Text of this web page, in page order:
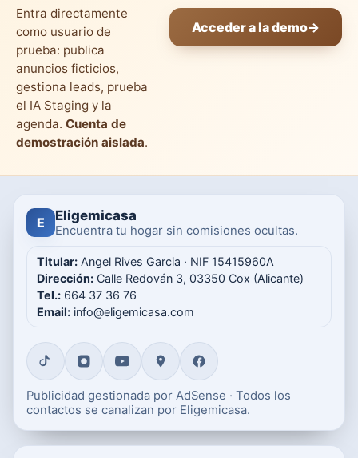
Entra directamente
como usuario de
prueba: publica
anuncios ficticios,
gestiona leads, prueba
el IA Staging y la
agenda. Cuenta de
demostración aislada.
Acceder a la demo→
E Eligemicasa
Encuentra tu hogar sin comisiones ocultas.
Titular: Angel Rives Garcia · NIF 15415960A
Dirección: Calle Redován 3, 03350 Cox (Alicante)
Tel.: 664 37 36 76
Email: info@eligemicasa.com
Publicidad gestionada por AdSense · Todos los
contactos se canalizan por Eligemicasa.